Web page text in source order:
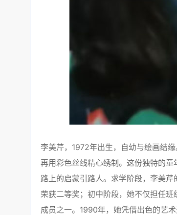
李美芹，1972年出生，自幼与绘画结
再用彩色丝线精心绣制。这份独特的
路上的启蒙引路人。求学阶段，李美
荣获二等奖；初中阶段，她不仅担任
成员之一。1990年，她凭借出色的艺